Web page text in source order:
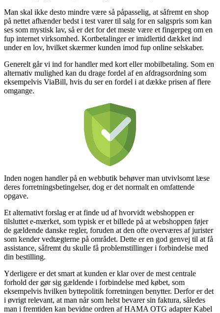
Man skal ikke desto mindre være så påpasselig, at såfremt en shop
på nettet afhænder bedst i test varer til salg for en salgspris som kan
ses som mystisk lav, så er det for det meste være et fingerpeg om en
fup internet virksomhed. Kortbetalinger er imidlertid dækket ind
under en lov, hvilket skærmer kunden imod fup online selskaber.
Generelt går vi ind for handler med kort eller mobilbetaling. Som en
alternativ mulighed kan du drage fordel af en afdragsordning som
eksempelvis ViaBill, hvis du ser en fordel i at dække prisen af flere
omgange.
Inden nogen handler på en webbutik behøver man utvivlsomt læse
deres forretningsbetingelser, dog er det normalt en omfattende
opgave.
Et alternativt forslag er at finde ud af hvorvidt webshoppen er
tilsluttet e-mærket, som typisk er et billede på at webshoppen føjer
de gældende danske regler, foruden at den ofte overværes af jurister
som kender vedtægterne på området. Dette er en god genvej til at få
assistance, såfremt du skulle få problemstillinger i forbindelse med
din bestilling.
Yderligere er det smart at kunden er klar over de mest centrale
forhold der gør sig gældende i forbindelse med købet, som
eksempelvis hvilken byttepolitik forretningen benytter. Derfor er det
i øvrigt relevant, at man når som helst bevarer sin faktura, således
man i fremtiden kan bevidne ordren af HAMA OTG adapter Kabel